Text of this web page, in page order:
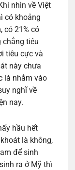
nhìn về Việt
có khoảng
có 21% có
chẳng tiêu
tiêu cực và
này chưa
là nhắm vào
nghĩ về
nay.
hầu hết
là không,
để sinh
ra ở Mỹ thì